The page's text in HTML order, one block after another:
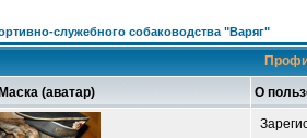
служебного собаководства "Варяг"
Маска (аватар) О